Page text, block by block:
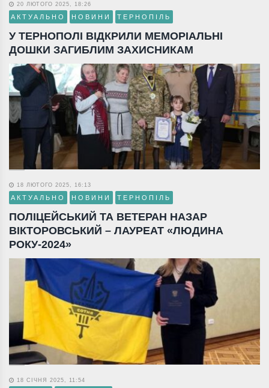
20 ЛЮТОГО 2025, 18:26
АКТУАЛЬНО НОВИНИ ТЕРНОПІЛЬ
У ТЕРНОПОЛІ ВІДКРИЛИ МЕМОРІАЛЬНІ
ДОШКИ ЗАГИБЛИМ ЗАХИСНИКАМ
18 ЛЮТОГО 2025, 16:13
АКТУАЛЬНО НОВИНИ ТЕРНОПІЛЬ
ПОЛІЦЕЙСЬКИЙ ТА ВЕТЕРАН НАЗАР
ВІКТОРОВСЬКИЙ – ЛАУРЕАТ «ЛЮДИНА
РОКУ-2024»
18 СІЧНЯ 2025, 11:54